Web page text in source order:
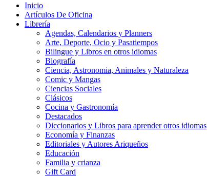
Inicio
Artículos De Oficina
Librería
Agendas, Calendarios y Planners
Arte, Deporte, Ocio y Pasatiempos
Bilingue y Libros en otros idiomas
Biografía
Ciencia, Astronomia, Animales y Naturaleza
Comic y Mangas
Ciencias Sociales
Clásicos
Cocina y Gastronomía
Destacados
Diccionarios y Libros para aprender otros idiomas
Economía y Finanzas
Editoriales y Autores Ariqueños
Educación
Familia y crianza
Gift Card